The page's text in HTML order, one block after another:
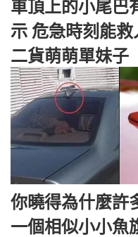
車頂上的小尾巴
示 危急時刻能救
二貨萌萌單妹子
你曉得為什麼許
一個相似小小魚